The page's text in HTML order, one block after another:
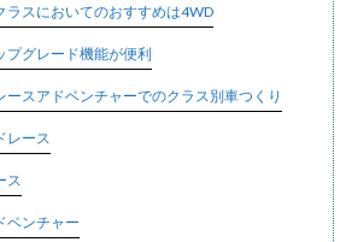
ラスにおいてのおすすめは4WD
プグレード機能が便利
ースアドベンチャーでのクラス別車つくり
レース
ス
ベンチャー